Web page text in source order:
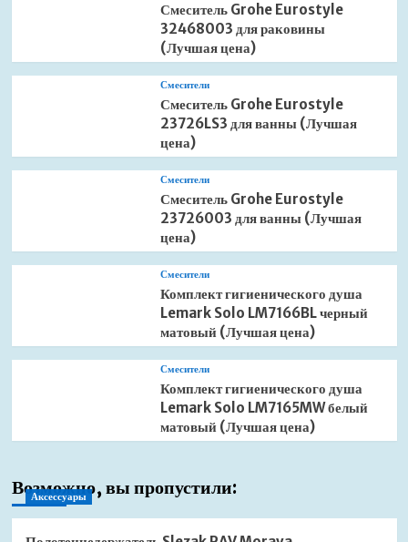
Смеситель Grohe Eurostyle
32468003 для раковины
(Лучшая цена)
Смесители
Смеситель Grohe Eurostyle
23726LS3 для ванны (Лучшая
цена)
Смесители
Смеситель Grohe Eurostyle
23726003 для ванны (Лучшая
цена)
Смесители
Комплект гигиенического душа
Lemark Solo LM7166BL черный
матовый (Лучшая цена)
Смесители
Комплект гигиенического душа
Lemark Solo LM7165MW белый
матовый (Лучшая цена)
Возможно, вы пропустили:
Аксессуары